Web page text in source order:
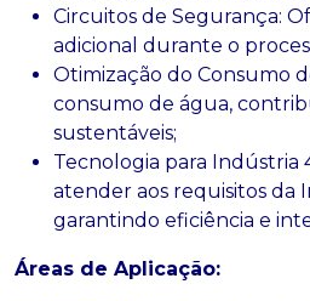
Circuitos de Segurança:
adicional durante o
Otimização do Consumo
consumo de água,
sustentáveis;
Tecnologia para Indústria
atender aos requisitos da
garantindo eficiência e
Áreas de Aplicação: